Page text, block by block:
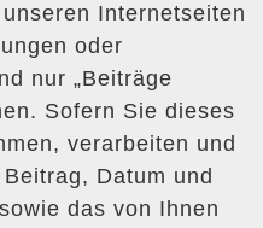
Internetseiten
oder
nur „Beiträge
Sofern Sie dieses
verarbeiten und
Datum und
das von Ihnen